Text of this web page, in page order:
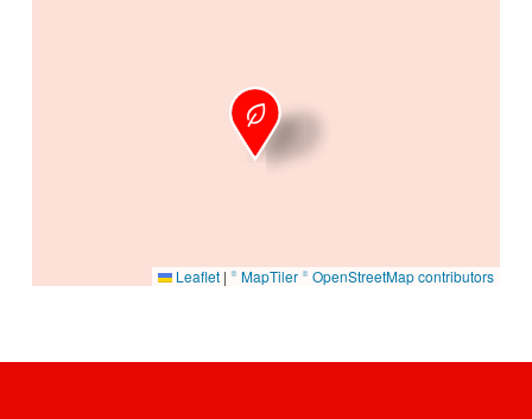
Leaflet | © MapTiler© OpenStreetMap contributors